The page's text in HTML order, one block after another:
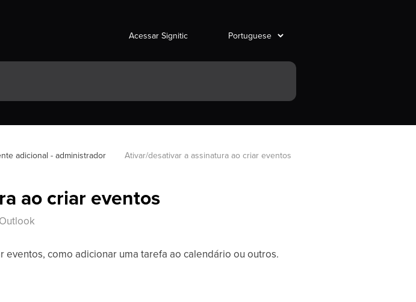
Acessar Signitic
adicional - administrador Ativar/desativar a assinatura ao criar eventos
ao criar eventos
eventos, como adicionar uma tarefa ao calendário ou outros.